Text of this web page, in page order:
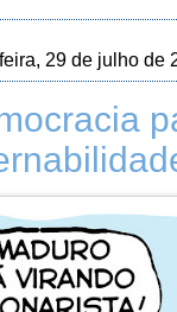
29 de julho de